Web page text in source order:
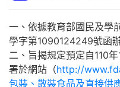
一、依據教育部國民及學
學字第1090124249號函
二、旨揭規定預定自110
署於網站（http://
包裝、散裝食品及直接供